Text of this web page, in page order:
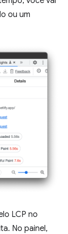
ou um
LCP no
No painel,